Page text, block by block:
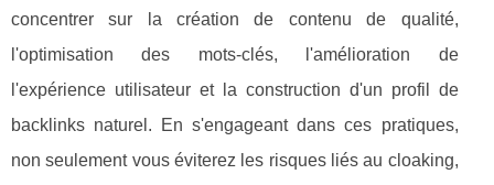
concentrer sur la création de contenu de qualité,
l'optimisation des mots-clés, l'amélioration de
l'expérience utilisateur et la construction d'un profil de
backlinks naturel. En s'engageant dans ces pratiques,
non seulement vous éviterez les risques liés au cloaking,